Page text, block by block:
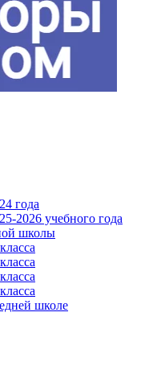
года
2026 учебного года
школы
школе